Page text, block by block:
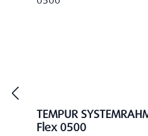
TEMPUR
Flex 0500